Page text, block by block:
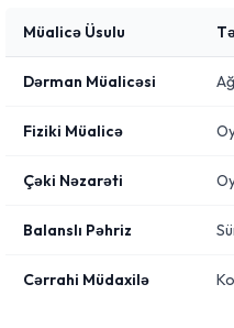
Müalicə Üsulu
Dərman Müalicəsi
Fiziki Müalicə
Çəki Nəzarəti
Balanslı Pəhriz
Cərrahi Müdaxilə